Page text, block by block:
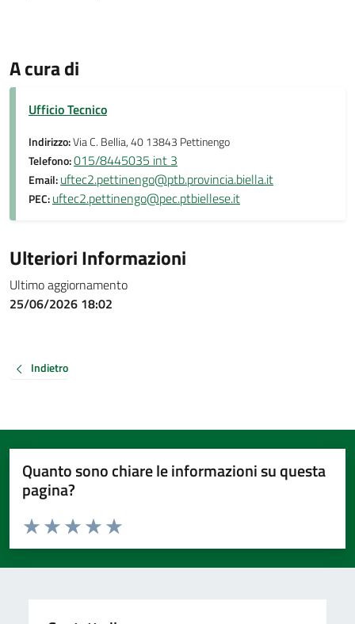
A cura di
Ufficio Tecnico
Indirizzo:Via C. Bellia, 40 13843 Pettinengo
Telefono:015/8445035 int 3
Email:uftec2.pettinengo@ptb.provincia.biella.it
PEC:uftec2.pettinengo@pec.ptbiellese.it
Ulteriori Informazioni
Ultimo aggiornamento
25/06/2026 18:02
Indietro
Quanto sono chiare le informazioni su questa
pagina?
Valuta da 1 a 5 stelle la pagina
Valuta 5 stelle su 5
Valuta 4 stelle su 5
Valuta 3 stelle su 5
Valuta 2 stelle su 5
Valuta 1 stelle su 5